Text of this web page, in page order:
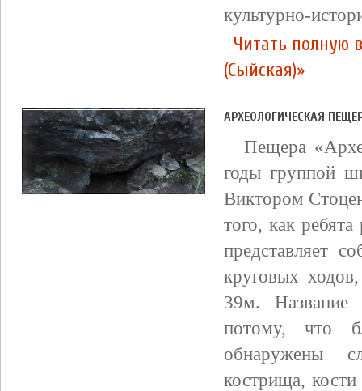
культурно-
Читать полную
(Сыйская)»
АРХЕОЛОГИЧЕСКАЯ
Пещера
годы группой
Виктором
того, как
представляет
круговых
39м. Название
потому, что
обнаружены
кострища,